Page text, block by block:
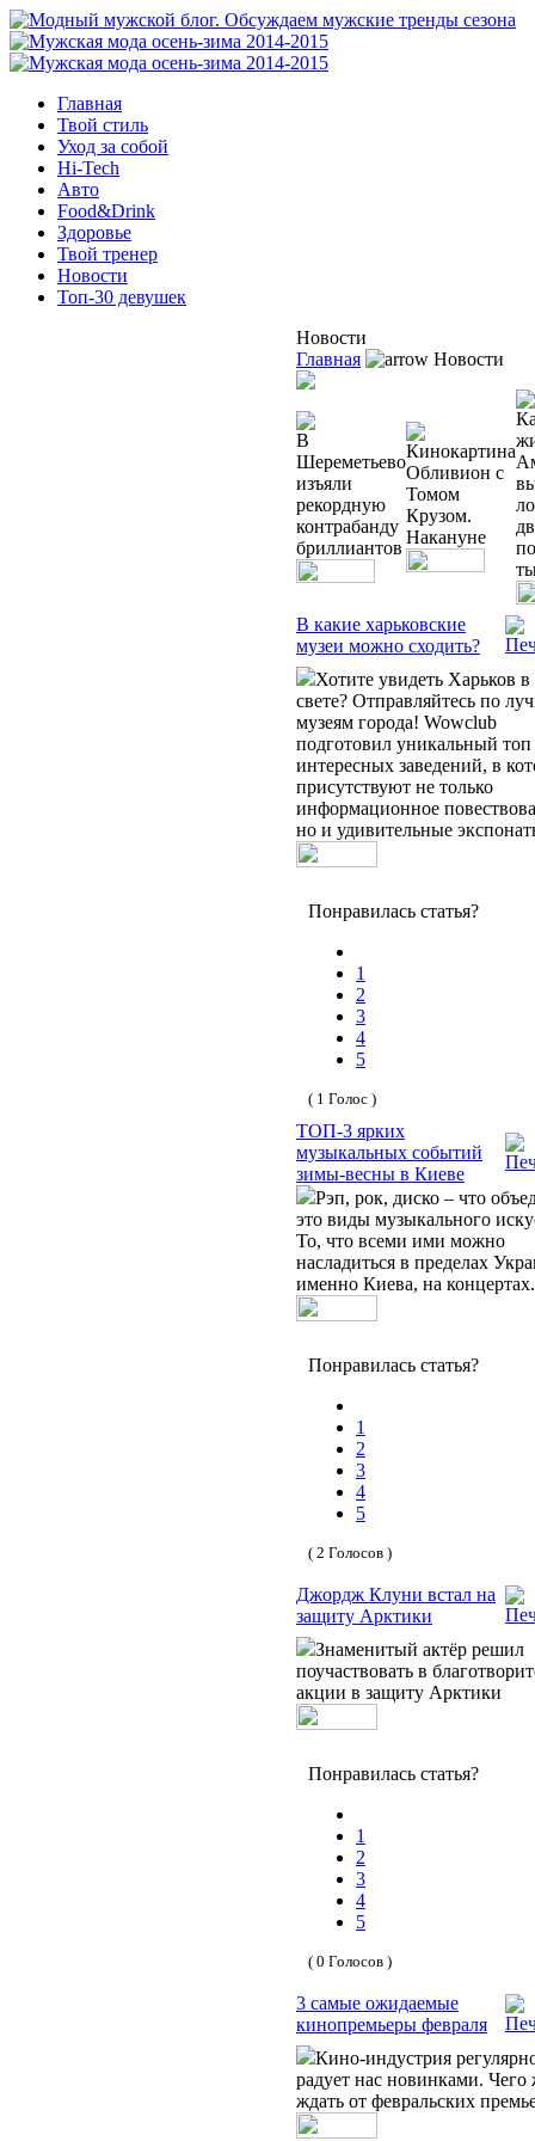
Главная
Твой стиль
Уход за собой
Hi-Tech
Авто
Food&Drink
Здоровье
Твой тренер
Новости
Топ-30 девушек
Новости
Главная
Новости
В
Шереметьево
изъяли
рекордную
контрабанду
бриллиантов
Кинокартина
Обливион с
Томом
Крузом.
Накануне
В какие харьковские
музеи можно сходить?
Хотите увидеть Харьков
свете? Отправляйтесь по
музеям города! Wowclub
подготовил уникальный топ
интересных заведений, в
присутствуют не только
информационное
но и удивительные
Понравилась статья?
1
2
3
4
5
( 1 Голос )
ТОП-3 ярких
музыкальных событий
зимы-весны в Киеве
Рэп, рок, диско – что
это виды музыкального
То, что всеми ими можно
насладиться в пределах
именно Киева, на концертах.
Понравилась статья?
1
2
3
4
5
( 2 Голосов )
Джордж Клуни встал на
защиту Арктики
Знаменитый актёр решил
поучаствовать в
акции в защиту Арктики
Понравилась статья?
1
2
3
4
5
( 0 Голосов )
3 самые ожидаемые
кинопремьеры февраля
Кино-индустрия
радует нас новинками. Чего
ждать от февральских